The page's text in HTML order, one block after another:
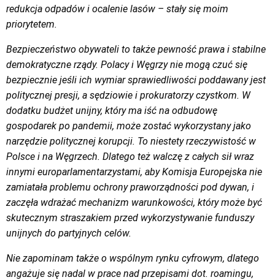
redukcja odpadów i ocalenie lasów – stały się moim
priorytetem.
Bezpieczeństwo obywateli to także pewność prawa i stabilne
demokratyczne rządy. Polacy i Węgrzy nie mogą czuć się
bezpiecznie jeśli ich wymiar sprawiedliwości poddawany jest
politycznej presji, a sędziowie i prokuratorzy czystkom. W
dodatku budżet unijny, który ma iść na odbudowę
gospodarek po pandemii, może zostać wykorzystany jako
narzędzie politycznej korupcji. To niestety rzeczywistość w
Polsce i na Węgrzech. Dlatego też walczę z całych sił wraz
innymi europarlamentarzystami, aby Komisja Europejska nie
zamiatała problemu ochrony praworządności pod dywan, i
zaczęła wdrażać mechanizm warunkowości, który może być
skutecznym straszakiem przed wykorzystywanie funduszy
unijnych do partyjnych celów.
Nie zapominam także o wspólnym rynku cyfrowym, dlatego
angażuje się nadal w prace nad przepisami dot. roamingu,